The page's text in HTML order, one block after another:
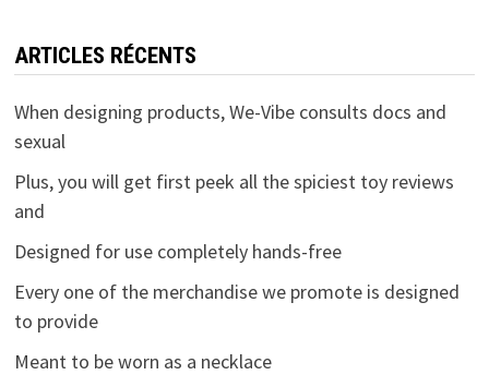
ARTICLES RÉCENTS
When designing products, We-Vibe consults docs and
sexual
Plus, you will get first peek all the spiciest toy reviews
and
Designed for use completely hands-free
Every one of the merchandise we promote is designed
to provide
Meant to be worn as a necklace